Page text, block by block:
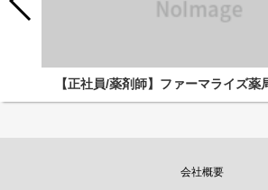
【正社員/薬剤師】ファーマライズ
会社概要